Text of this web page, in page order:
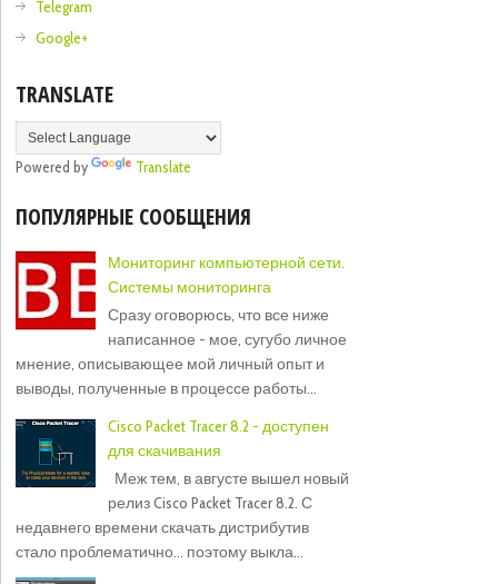
Telegram
Google+
TRANSLATE
Powered by Translate
ПОПУЛЯРНЫЕ СООБЩЕНИЯ
Мониторинг компьютерной сети.
Системы мониторинга
Сразу оговорюсь, что все ниже
написанное - мое, сугубо личное
мнение, описывающее мой личный опыт и
выводы, полученные в процессе работы...
Cisco Packet Tracer 8.2 - доступен
для скачивания
Меж тем, в августе вышел новый
релиз Cisco Packet Tracer 8.2. С
недавнего времени скачать дистрибутив
стало проблематично... поэтому выкла...